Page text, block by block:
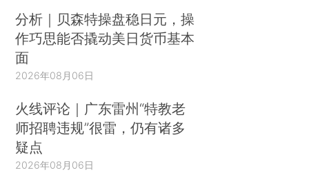
分析｜贝森特操盘稳日元，操
作巧思能否撬动美日货币基本
面
2026年08月06日
火线评论｜广东雷州“特教老
师招聘违规”很雷，仍有诸多
疑点
2026年08月06日